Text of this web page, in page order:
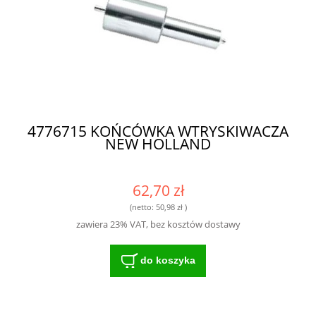
4776715 KOŃCÓWKA WTRYSKIWACZA
NEW HOLLAND
62,70 zł
(netto: 50,98 zł)
zawiera 23% VAT, bez kosztów dostawy
do koszyka